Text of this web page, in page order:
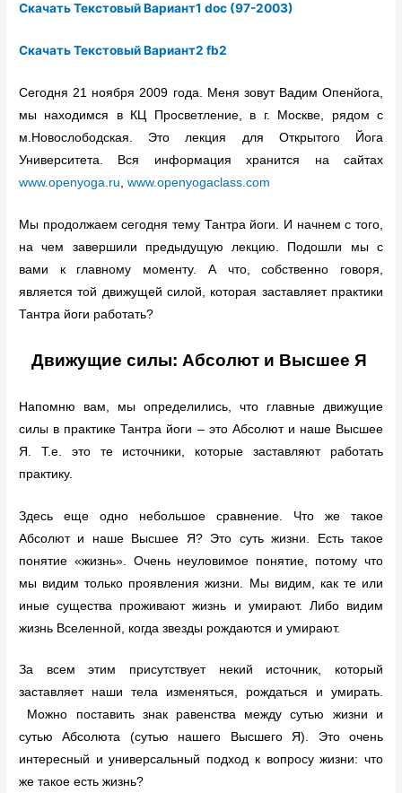
Скачать Текстовый Вариант1 doc (97-2003)
Скачать Текстовый Вариант2 fb2
Сегодня 21 ноября 2009 года. Меня зовут Вадим Опенйога,
мы находимся в КЦ Просветление, в г. Москве, рядом с
м.Новослободская. Это лекция для Открытого Йога
Университета. Вся информация хранится на сайтах
www.openyoga.ru, www.openyogaclass.com
Мы продолжаем сегодня тему Тантра йоги. И начнем с того,
на чем завершили предыдущую лекцию. Подошли мы с
вами к главному моменту. А что, собственно говоря,
является той движущей силой, которая заставляет практики
Тантра йоги работать?
Движущие силы: Абсолют и Высшее Я
Напомню вам, мы определились, что главные движущие
силы в практике Тантра йоги – это Абсолют и наше Высшее
Я. Т.е. это те источники, которые заставляют работать
практику.
Здесь еще одно небольшое сравнение. Что же такое
Абсолют и наше Высшее Я? Это суть жизни. Есть такое
понятие «жизнь». Очень неуловимое понятие, потому что
мы видим только проявления жизни. Мы видим, как те или
иные существа проживают жизнь и умирают. Либо видим
жизнь Вселенной, когда звезды рождаются и умирают.
За всем этим присутствует некий источник, который
заставляет наши тела изменяться, рождаться и умирать.
Можно поставить знак равенства между сутью жизни и
сутью Абсолюта (сутью нашего Высшего Я). Это очень
интересный и универсальный подход к вопросу жизни: что
же такое есть жизнь?